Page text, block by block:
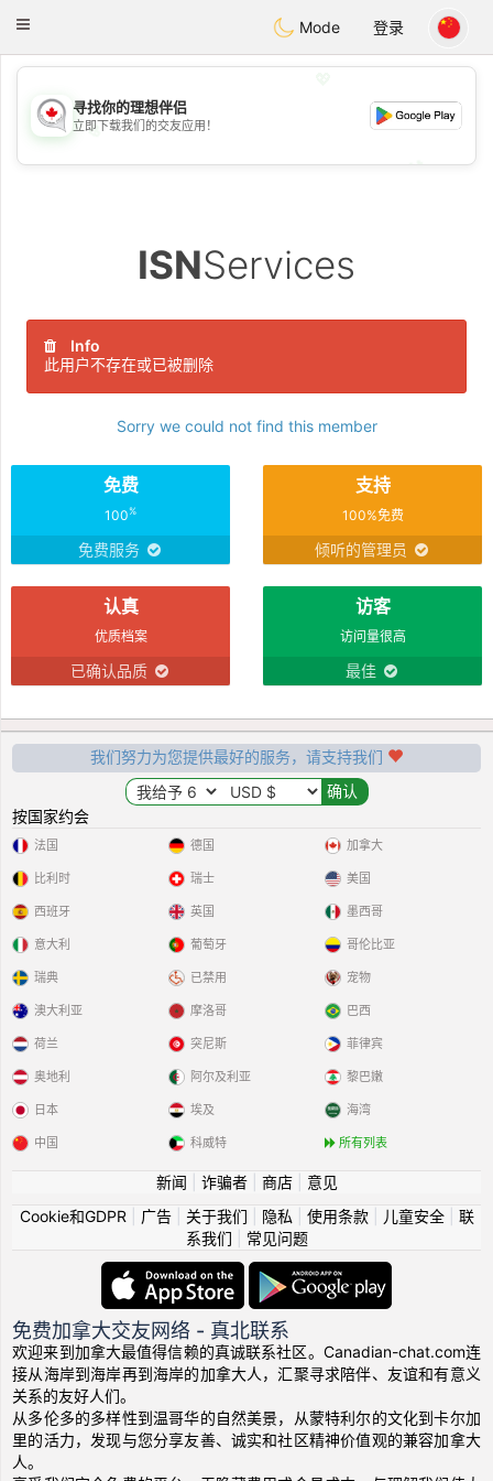
CANADIANchat
Toggle
Mode 登录
💖
💕
寻找你的理想伴侣
立即下载我们的交友应用！
ISNServices
Info
此用户不存在或已被删除
Sorry we could not find this member
免费
100%
免费服务
支持
100%免费
倾听的管理员
认真
优质档案
已确认品质
访客
访问量很高
最佳
我们努力为您提供最好的服务，请支持我们
按国家约会
法国
比利时
西班牙
意大利
瑞典
德国
瑞士
英国
葡萄牙
已禁用
加拿大
美国
墨西哥
哥伦比亚
宠物
澳大利亚
荷兰
奥地利
日本
中国
摩洛哥
突尼斯
阿尔及利亚
埃及
科威特
巴西
菲律宾
黎巴嫩
海湾
所有列表
新闻 诈骗者| 商店| 意见
Cookie和GDPR
广告| 关于我们 隐私 使用条款| 儿童安全| 联
系我们
常见问题
免费加拿大交友网络 - 真北联系
欢迎来到加拿大最值得信赖的真诚联系社区。Canadian-chat.com连
接从海岸到海岸再到海岸的加拿大人，汇聚寻求陪伴、友谊和有意义
关系的友好人们。
从多伦多的多样性到温哥华的自然美景，从蒙特利尔的文化到卡尔加
里的活力，发现与您分享友善、诚实和社区精神价值观的兼容加拿大
人。